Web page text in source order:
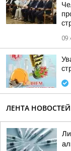
ЛЕНТА НОВОСТЕЙ